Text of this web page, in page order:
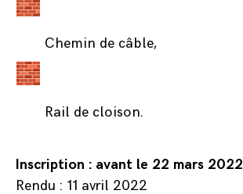
Chemin de câble,
Rail de cloison.
Inscription : avant le 22 mars 2022
Rendu : 11 avril 2022